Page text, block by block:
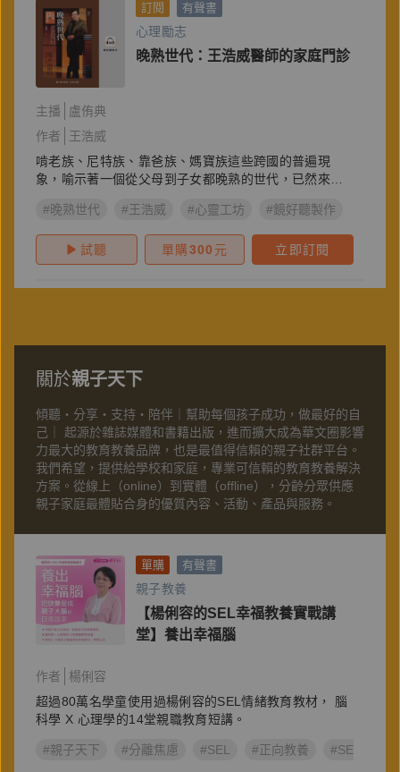
訂閱 有聲書
心理勵志
晚熟世代：王浩威醫師的家庭門診
主播
盧侑典
作者
王浩威
啃老族、尼特族、靠爸族、媽寶族這些跨國的普遍現
象，喻示著一個從父母到子女都晚熟的世代，已然來
#晚熟世代
#王浩威 #心靈工坊 #鏡好聽製作
試聽 單購300 元 立即訂閱
關於親子天下
傾聽・分享・支持・陪伴｜幫助每個孩子成功，做最好的自
己｜ 起源於雜誌媒體和書籍出版，進而擴大成為華文圈影響
力最大的教育教養品牌，也是最值得信賴的親子社群平台。
我們希望，提供給學校和家庭，專業可信賴的教育教養解決
方案。從線上（online）到實體（offline），分齡分眾供應
親子家庭最體貼合身的優質內容、活動、產品與服務。
單購 有聲書
親子教養
【楊俐容的SEL幸福教養實戰講
堂】養出幸福腦
作者
楊俐容
超過80萬名學童使用過楊俐容的SEL情緒教育教材， 腦
科學 X 心理學的14堂親職教育短講。
#親子天下 #分離焦慮 #SEL #正向教養 #SEL社會